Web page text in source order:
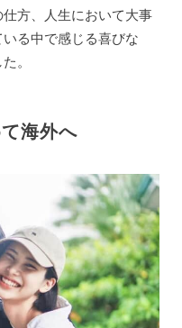
方、人生において大事
る中で感じる喜びな
。
海外へ